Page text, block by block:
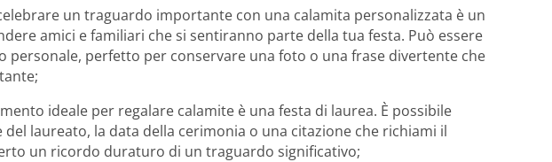
un traguardo importante con una calamita personalizzata è un
amici e familiari che si sentiranno parte della tua festa. Può essere
personale, perfetto per conservare una foto o una frase divertente che
ideale per regalare calamite è una festa di laurea. È possibile
laureato, la data della cerimonia o una citazione che richiami il
un ricordo duraturo di un traguardo significativo;